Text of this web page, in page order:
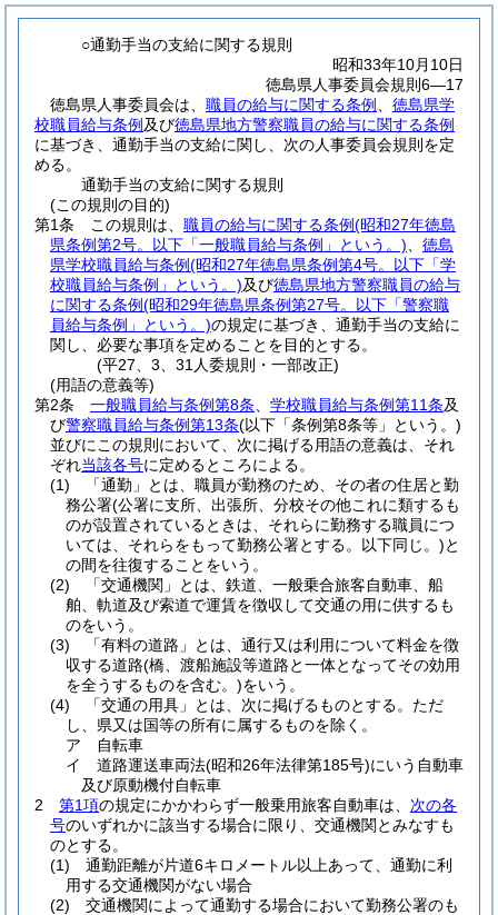
○通勤手当の支給に関する規則
昭和33年10月10日
徳島県人事委員会規則6―17
徳島県人事委員会は、 職員の給与に関する条例
徳島県学
校職員給与条例 及び徳島県地方警察職員の給与に関する条例
に基づき、通勤手当の支給に関し、次の人事委員会規則を定
める。
通勤手当の支給に関する規則
(この規則の目的)
第1条
この規則は、 職員の給与に関する条例(昭和27年徳島
県条例第2号。以下「一般職員給与条例」という。)
徳島
県学校職員給与条例(昭和27年徳島県条例第4号。以下「学
校職員給与条例」という。)及び徳島県地方警察職員の給与
に関する条例(昭和29年徳島県条例第27号。以下「警察職
員給与条例」という。)の規定に基づき、通勤手当の支給に
関し、必要な事項を定めることを目的とする。
(平27、3、31人委規則・一部改正)
(用語の意義等)
第2条
一般職員給与条例第8条 学校職員給与条例第11条及
び警察職員給与条例第13条(以下「条例第8条等」という。)
並びにこの規則において、次に掲げる用語の意義は、それ
ぞれ当該各号に定めるところによる。
(1)
「通勤」とは、職員が勤務のため、その者の住居と勤
務公署(公署に支所、出張所、分校その他これに類するも
のが設置されているときは、それらに勤務する職員につ
いては、それらをもって勤務公署とする。以下同じ。)と
の間を往復することをいう。
(2)
「交通機関」とは、鉄道、一般乗合旅客自動車、船
舶、軌道及び索道で運賃を徴収して交通の用に供するも
のをいう。
(3)
「有料の道路」とは、通行又は利用について料金を徴
収する道路(橋、渡船施設等道路と一体となってその効用
を全うするものを含む。)をいう。
(4)
「交通の用具」とは、次に掲げるものとする。 ただ
し、県又は国等の所有に属するものを除く。
ア
自転車
イ
道路運送車両法(昭和26年法律第185号)にいう自動車
及び原動機付自転車
2
第1項の規定にかかわらず一般乗用旅客自動車は、 次の各
号のいずれかに該当する場合に限り、交通機関とみなすも
のとする。
(1)
通勤距離が片道6キロメートル以上あって、通勤に利
用する交通機関がない場合
(2)
交通機関によって通勤する場合において勤務公署のも